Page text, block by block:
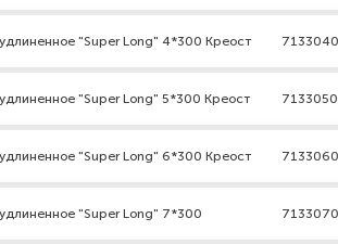
"Super Long" 4*300 Креост 7133040
"Super Long" 5*300 Креост 7133050
"Super Long" 6*300 Креост 7133060
"Super Long" 7*300 7133070